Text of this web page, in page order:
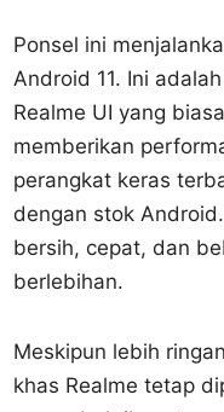
Ponsel ini
Android 11. Ini
Realme UI yang
memberikan
perangkat keras
dengan stok
bersih, cepat, dan
berlebihan.
Meskipun lebih
khas Realme tetap